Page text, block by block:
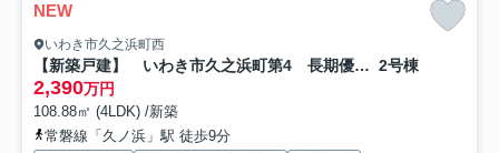
NEW
いわき市久之浜町西
【新築戸建】 いわき市久之浜町第4 長期優良住宅 2号棟
2,390万円
108.88㎡ (4LDK) /新築
常磐線「久ノ浜」駅 徒歩9分